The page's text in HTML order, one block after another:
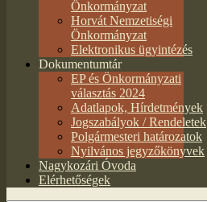
Önkormányzat
Horvát Nemzetiségi
Önkormányzat
Elektronikus ügyintézés
Dokumentumtár
EP és Önkormányzati
választás 2024
Adatlapok, Hírdetmények
Jogszabályok / Rendeletek
Polgármesteri határozatok
Nyilvános jegyzőkönyvek
Nagykozári Óvoda
Elérhetőségek